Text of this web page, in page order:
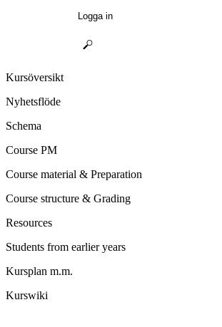
Logga in
Kursöversikt
Nyhetsflöde
Schema
Course PM
Course material & Preparation
Course structure & Grading
Resources
Students from earlier years
Kursplan m.m.
Kurswiki